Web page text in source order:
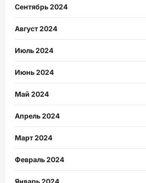
Сентябрь 2024
Август 2024
Июль 2024
Июнь 2024
Май 2024
Апрель 2024
Март 2024
Февраль 2024